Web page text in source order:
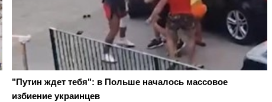
"Путин ждет тебя": в Польше началось массовое
избиение украинцев